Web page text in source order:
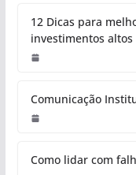
12 Dicas para
investimentos altos
Comunicação
Como lidar com